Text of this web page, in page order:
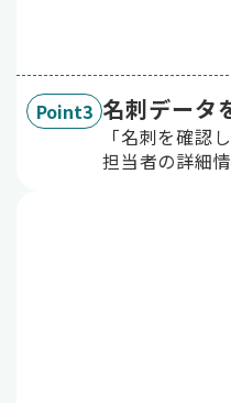
Point3 名刺データ
「名刺を確認
担当者の詳細